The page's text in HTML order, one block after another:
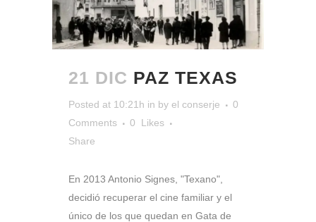
21 DIC PAZ TEXAS
Posted at 10:21h in by el conserje
0
Comments
0
Likes
Share
En 2013 Antonio Signes, "Texano",
decidió recuperar el cine familiar y el
único de los que quedan en Gata de